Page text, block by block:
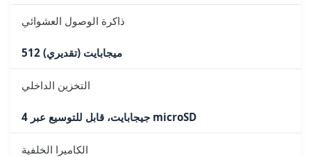
ذاكرة الوصول العشوائي
512 ميجابايت (تقديري)
التخزين الداخلي
4 جيجابايت، قابل للتوسيع عبر microSD
الكاميرا الخلفية